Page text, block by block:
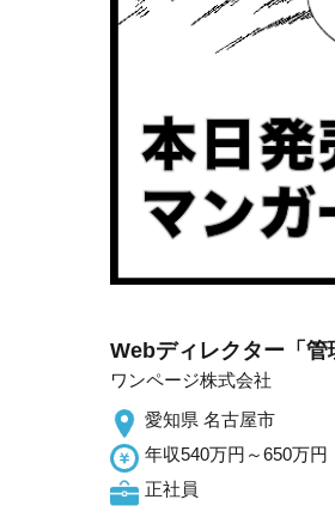
Webディレクター「
ワンページ株式会社
愛知県 名古屋市
年収540万円～650万円
正社員